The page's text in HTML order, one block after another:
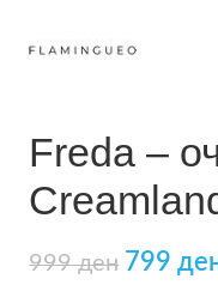
Freda –
999ден 799